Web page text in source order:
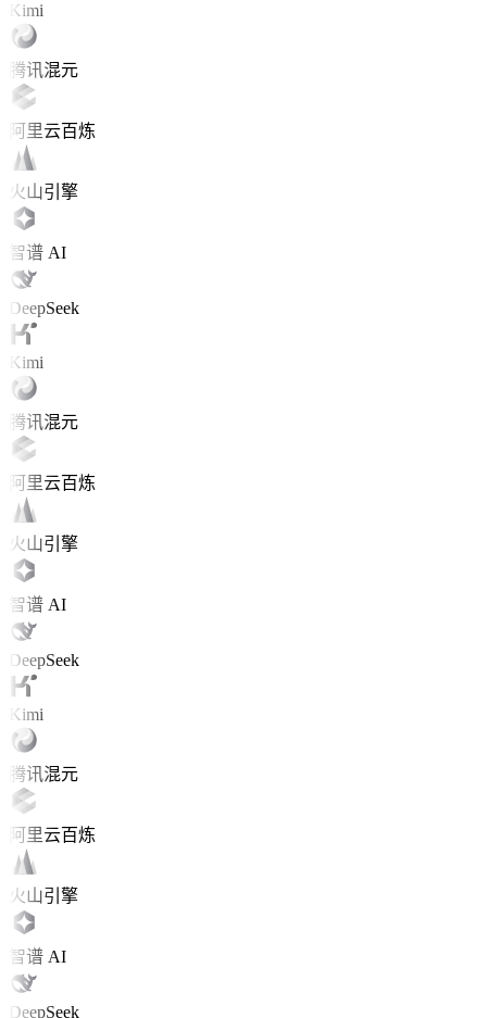
Kimi
腾讯混元
阿里云百炼
火山引擎
智谱 AI
DeepSeek
Kimi
腾讯混元
阿里云百炼
火山引擎
智谱 AI
DeepSeek
Kimi
腾讯混元
阿里云百炼
火山引擎
智谱 AI
DeepSeek